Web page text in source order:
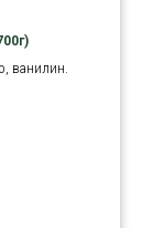
ванилин.